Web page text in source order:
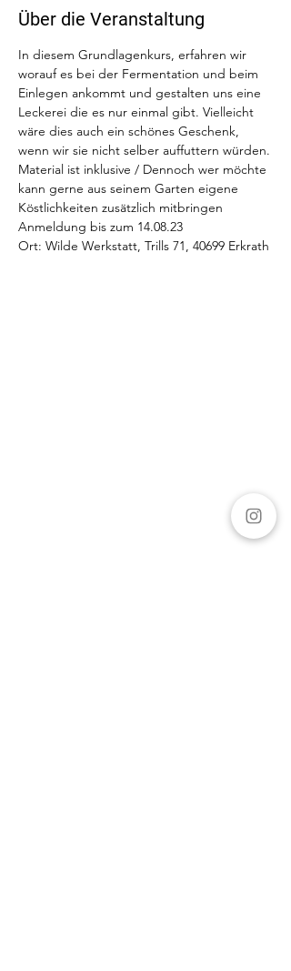
Über die Veranstaltung
In diesem Grundlagenkurs, erfahren wir
worauf es bei der Fermentation und beim
Einlegen ankommt und gestalten uns eine
Leckerei die es nur einmal gibt. Vielleicht
wäre dies auch ein schönes Geschenk,
wenn wir sie nicht selber auffuttern würden.
Material ist inklusive / Dennoch wer möchte
kann gerne aus seinem Garten eigene
Köstlichkeiten zusätzlich mitbringen
Anmeldung bis zum 14.08.23
Ort: Wilde Werkstatt, Trills 71, 40699 Erkrath